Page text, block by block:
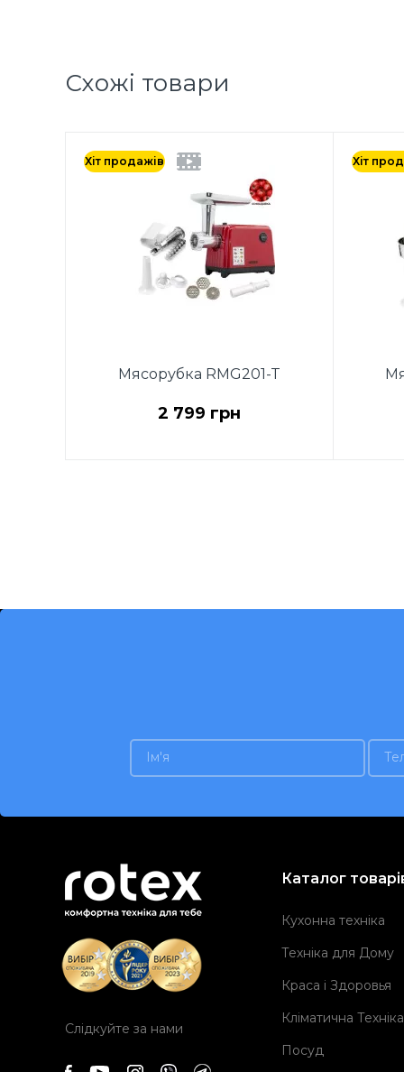
Схожі товари
Хіт продажів
Мясорубка RMG201-T
2 799 грн
Хіт
Слідкуйте за нами
Каталог
Кухонна техніка
Техніка для Дому
Краса і Здоровья
Кліматична Техніка
Посуд